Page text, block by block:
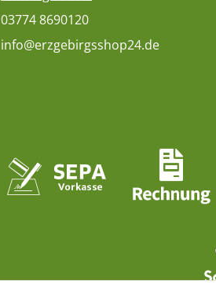
03774 8690120
info@erzgebirgsshop24.de